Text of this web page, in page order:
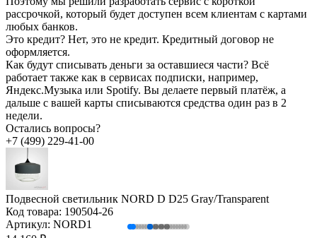
рассрочкой, который будет доступен всем клиентам с картами
любых банков.
Это кредит? Нет, это не кредит. Кредитный договор не
оформляется.
Как будут списывать деньги за оставшиеся части? Всё
работает также как в сервисах подписки, например,
Яндекс.Музыка или Spotify. Вы делаете первый платёж, а
дальше с вашей карты списываются средства один раз в 2
недели.
Остались вопросы?
+7 (499) 229-41-00
Подвесной светильник NORD D D25 Gray/Transparent
Код товара: 190504-26
Артикул: NORD1